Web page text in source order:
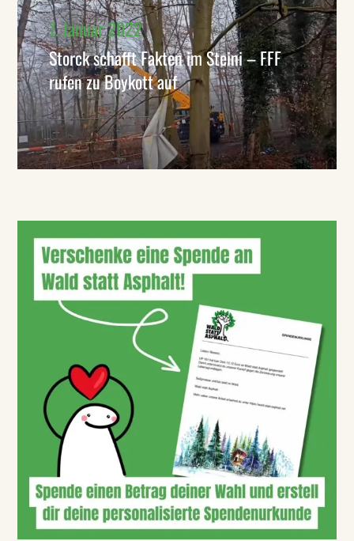
7. Januar 2022
Storck schafft Fakten im Steini – FFF
rufen zu Boykott auf